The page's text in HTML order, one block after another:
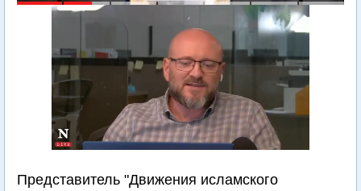
Представитель "Движения исламского